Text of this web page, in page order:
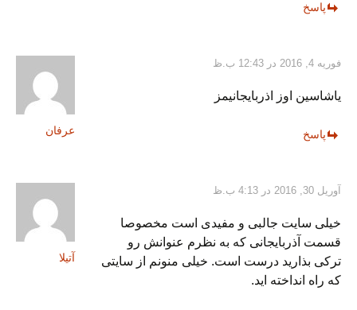
پاسخ
عرفان
فوریه 4, 2016 در 12:43 ب.ظ
یاشاسین اوز اذربایجانیمز
پاسخ
آتیلا
آوریل 30, 2016 در 4:13 ب.ظ
خیلی سایت جالبی و مفیدی است مخصوصا
قسمت آذربایجانی که به نظرم عنوانش رو
ترکی بذارید درست است. خیلی منونم از سایتی
که راه انداخته اید.